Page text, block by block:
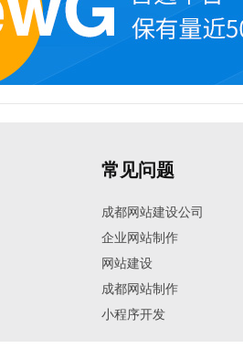
常见问题
成都网站建设公司
企业网站制作
网站建设
成都网站制作
小程序开发